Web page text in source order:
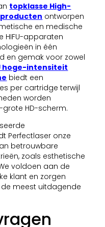
topklasse High-
ontworpen
en medische
HIFU-apparaten
in één
en gemak voor zowel
hoge-intensiteit
biedt een
per cartridge terwijl
worden
HD-scherm.
Perfectlaser onze
betrouwbare
zoals esthetische
voldoen aan de
klant en zorgen
meest uitdagende